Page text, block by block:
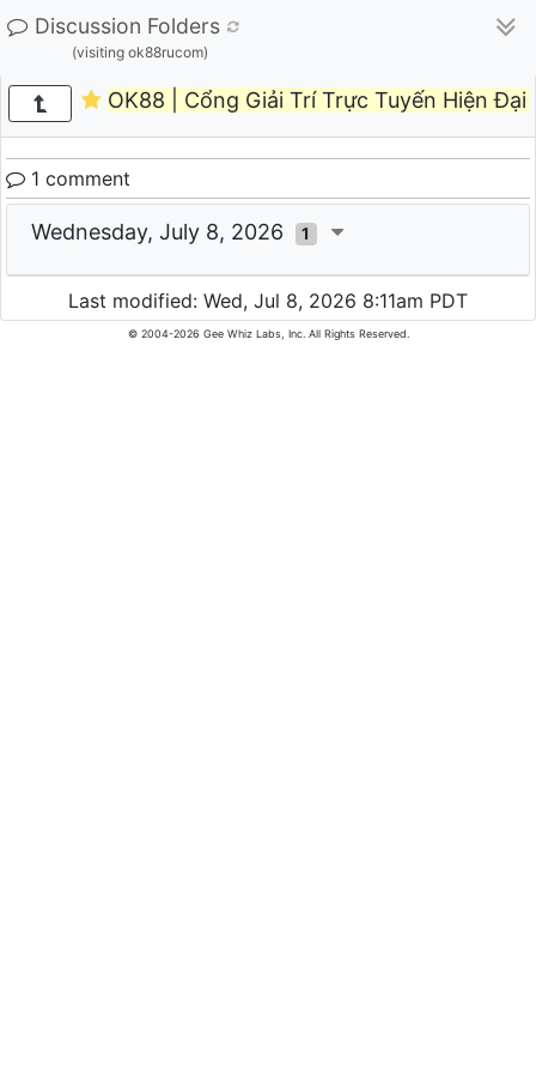
Discussion Folders
(visiting ok88rucom)
OK88 | Cổng Giải Trí Trực Tuyến Hiện Đại
1 comment
Wednesday, July 8, 2026 1
Last modified: Wed, Jul 8, 2026 8:11am PDT
© 2004-2026 Gee Whiz Labs, Inc. All Rights Reserved.